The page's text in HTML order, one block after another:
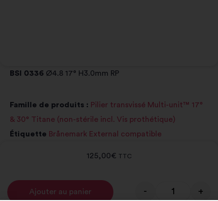
BSI 0336 Ø4.8 17° H3.0mm RP
Famille de produits : Pilier transvissé Multi-unit™ 17°
& 30° Titane (non-stérile incl. Vis prothétique)
Étiquette Brånemark External compatible
125,00€ TTC
- +
Ajouter au panier